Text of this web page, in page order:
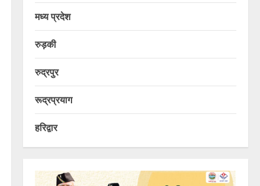
मध्य प्रदेश
रुड़की
रुद्रपुर
रूद्रप्रयाग
हरिद्वार